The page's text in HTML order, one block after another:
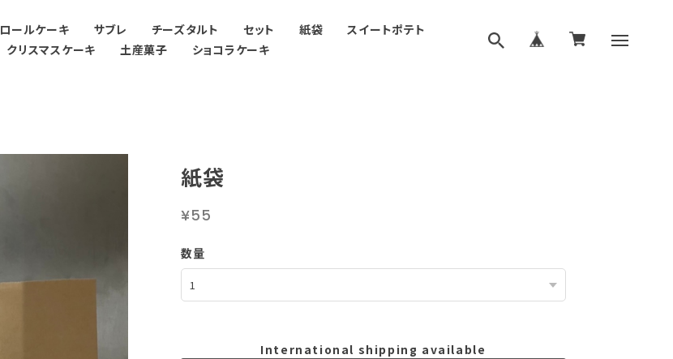
ロールケーキ サブレ チーズタルト セット 紙袋
スイートポテト
クリスマスケーキ
土産菓子 ショコラケーキ
紙袋
¥55
数量
International shipping available